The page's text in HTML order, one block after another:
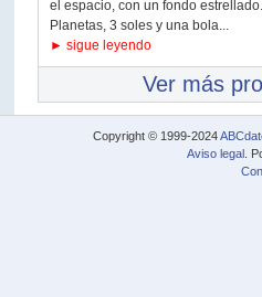
el espacio, con un fondo
Planetas, 3 soles y una bola...
► sigue leyendo
Ver más
Copyright © 1999-2024
Aviso legal .